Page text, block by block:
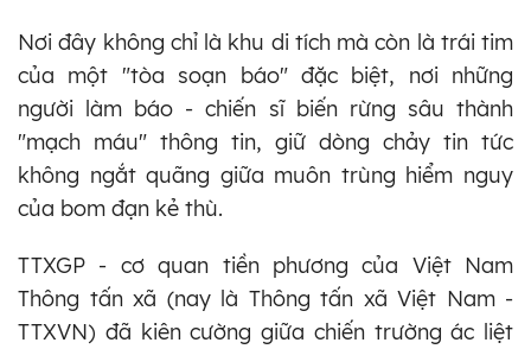
Nơi đây không chỉ là khu di tích mà còn là trái tim
của một "tòa soạn báo" đặc biệt, nơi những
người làm báo - chiến sĩ biến rừng sâu thành
"mạch máu" thông tin, giữ dòng chảy tin tức
không ngắt quãng giữa muôn trùng hiểm nguy
của bom đạn kẻ thù.
TTXGP - cơ quan tiền phương của Việt Nam
Thông tấn xã (nay là Thông tấn xã Việt Nam -
TTXVN) đã kiên cường giữa chiến trường ác liệt